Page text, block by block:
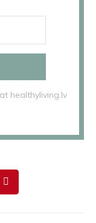
healthyliving.lv